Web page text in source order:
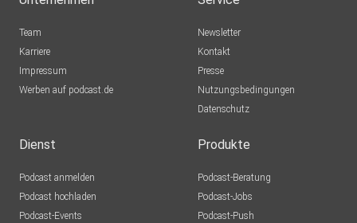
Team
Karriere
Impressum
Werben auf podcast.de
Newsletter
Kontakt
Presse
Nutzungsbedingungen
Datenschutz
Dienst
Podcast anmelden
Podcast hochladen
Podcast-Events
Produkte
Podcast-Beratung
Podcast-Jobs
Podcast-Push